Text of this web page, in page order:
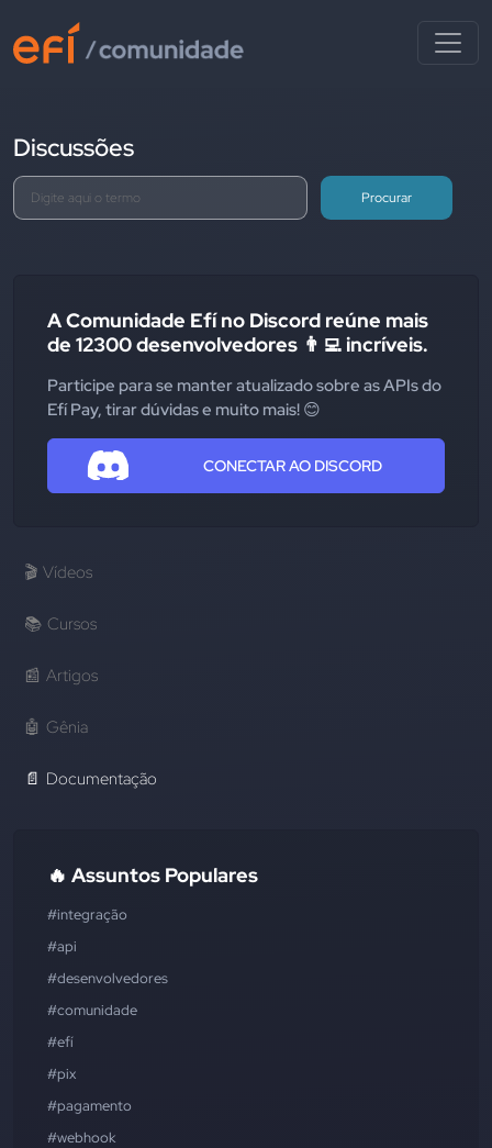
Discussões
Procurar
A Comunidade Efí no Discord reúne mais
de 12300 desenvolvedores 👨‍💻 incríveis.
Participe para se manter atualizado sobre as APIs do
Efí Pay, tirar dúvidas e muito mais! 😊
CONECTAR AO DISCORD
🎬 Vídeos
📚 Cursos
📰 Artigos
🤖 Gênia
📄 Documentação
🔥 Assuntos Populares
#integração
#api
#desenvolvedores
#comunidade
#efí
#pix
#pagamento
#webhook